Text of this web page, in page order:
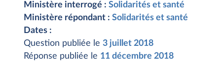
Ministère interrogé : Solidarités et santé
Ministère répondant : Solidarités et santé
Dates :
Question publiée le 3 juillet 2018
Réponse publiée le 11 décembre 2018